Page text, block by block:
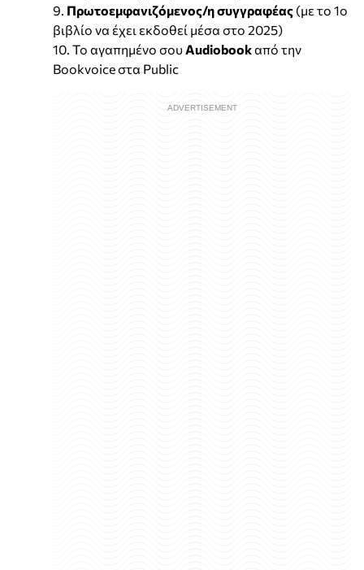
9. Πρωτοεμφανιζόμενος/η συγγραφέας (με το 1ο
βιβλίο να έχει εκδοθεί μέσα στο 2025)
10. Το αγαπημένο σουAudiobookαπό την
Bookvoice στα Public